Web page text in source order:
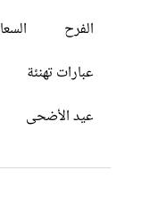
الفرح
عبارات تهنئة
عيد الأضحى